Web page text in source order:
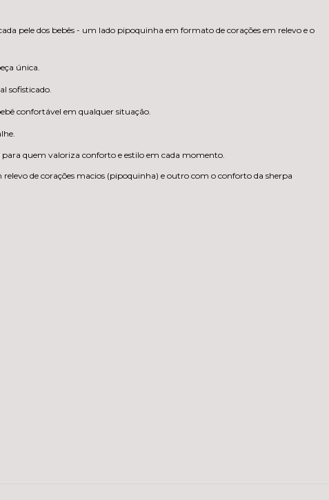
pele dos bebês - um lado pipoquinha em formato de corações em relevo e o
única.
sofisticado.
confortável em qualquer situação.
para quem valoriza conforto e estilo em cada momento.
de corações macios (pipoquinha) e outro com o conforto da sherpa